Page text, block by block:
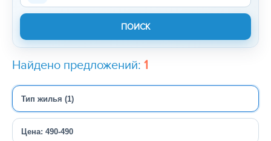
Найдено предложений: 1
Тип жилья (1)
Цена: 490-490